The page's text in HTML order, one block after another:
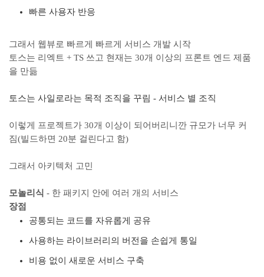
빠른 사용자 반응
그래서 웹뷰로 빠르게 빠르게 서비스 개발 시작
토스는 리엑트 + TS 쓰고 현재는 30개 이상의 프론트 엔드 제품
을 만듦
토스는 사일로라는 목적 조직을 꾸림 - 서비스 별 조직
이렇게 프로젝트가 30개 이상이 되어버리니깐 규모가 너무 커
짐(빌드하면 20분 걸린다고 함)
그래서 아키텍처 고민
모놀리식 - 한 패키지 안에 여러 개의 서비스
장점
공통되는 코드를 자유롭게 공유
사용하는 라이브러리의 버전을 손쉽게 통일
비용 없이 새로운 서비스 구축